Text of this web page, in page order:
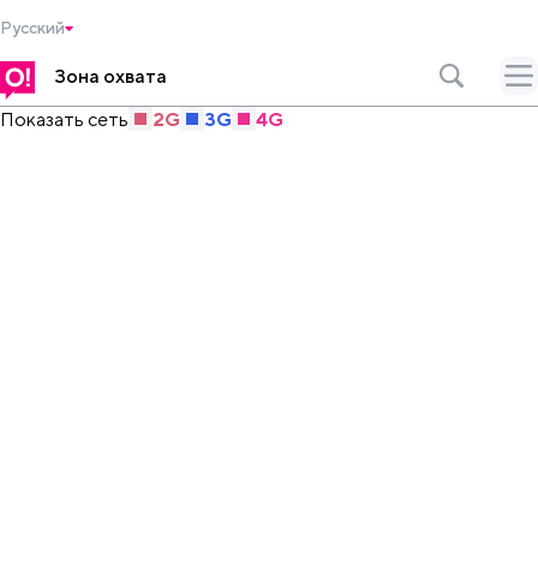
Русский
Зона охвата
Показать сеть
2G 3G 4G